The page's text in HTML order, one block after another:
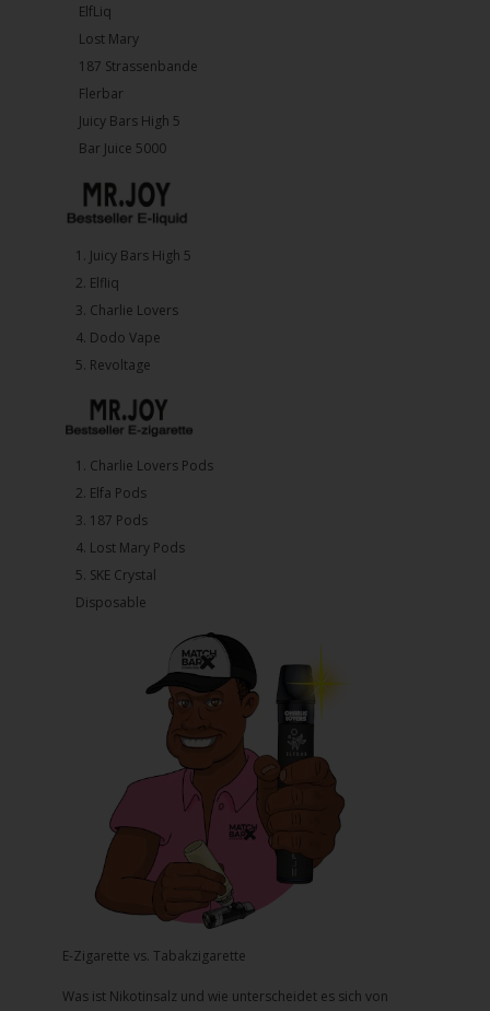
ElfLiq
Lost Mary
187 Strassenbande
Flerbar
Juicy Bars High 5
Bar Juice 5000
1.⁠ ⁠Juicy Bars High 5
2.⁠ ⁠⁠Elfliq
3.⁠ ⁠⁠Charlie Lovers
4.⁠ ⁠⁠Dodo Vape
5. ⁠Revoltage
1.⁠ ⁠Charlie Lovers Pods
2.⁠ ⁠⁠Elfa Pods
3.⁠ ⁠⁠187 Pods
4.⁠ ⁠⁠Lost Mary Pods
5.⁠ ⁠⁠SKE Crystal
Disposable
E-Zigarette vs. Tabakzigarette
Was ist Nikotinsalz und wie unterscheidet es sich von